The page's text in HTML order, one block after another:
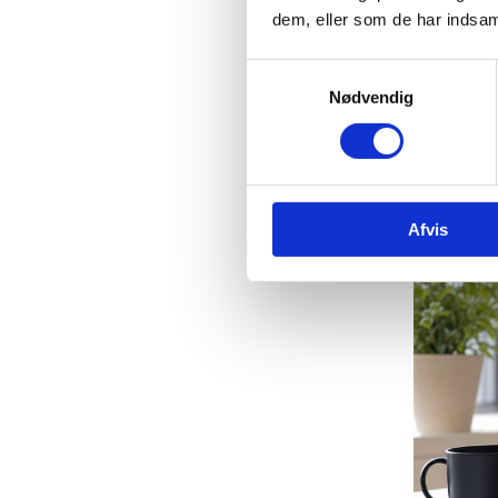
dem, eller som de har
Nødvendig
Afvis
Hæld det
Det